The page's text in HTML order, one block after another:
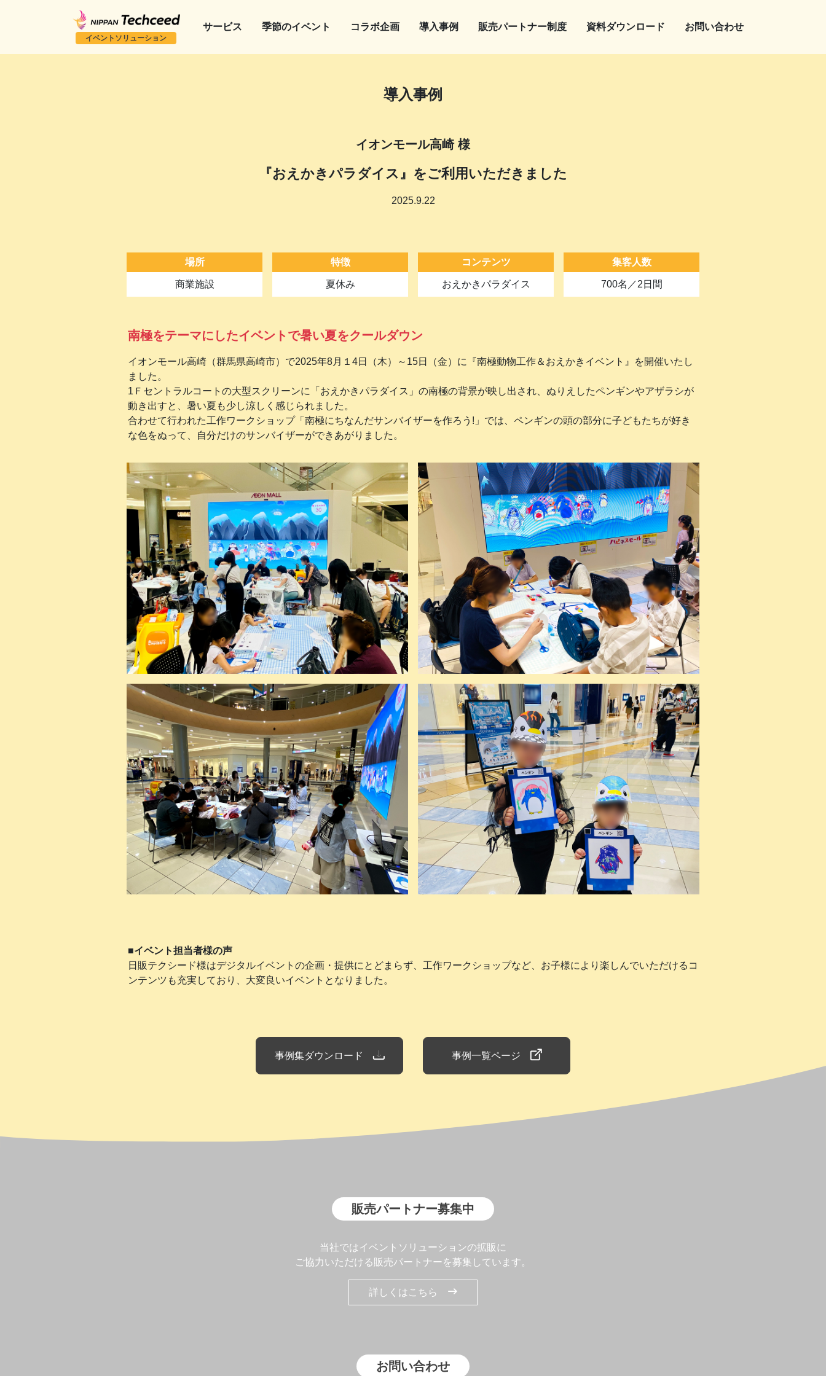
イベントソリューション
サービス 季節のイベント コラボ企画 導入事例 販売パートナー制度 資料ダウンロード お問い合わせ
導入事例
イオンモール高崎 様
『おえかきパラダイス』をご利用いただきました
2025.9.22
場所
商業施設
特徴
夏休み
コンテンツ
おえかきパラダイス
集客人数
700名／2日間
南極をテーマにしたイベントで暑い夏をクールダウン
イオンモール高崎（群馬県高崎市）で2025年8月１4日（木）～15日（金）に『南極動物工作＆おえかきイベント』を開催いたし
ました。
1Ｆセントラルコートの大型スクリーンに「おえかきパラダイス」の南極の背景が映し出され、ぬりえしたペンギンやアザラシが
動き出すと、暑い夏も少し涼しく感じられました。
合わせて行われた工作ワークショップ「南極にちなんだサンバイザーを作ろう!」では、ペンギンの頭の部分に子どもたちが好き
な色をぬって、自分だけのサンバイザーができあがりました。
■イベント担当者様の声
日販テクシード様はデジタルイベントの企画・提供にとどまらず、工作ワークショップなど、お子様により楽しんでいただけるコ
ンテンツも充実しており、大変良いイベントとなりました。
事例集ダウンロード 事例一覧ページ
販売パートナー募集中
当社ではイベントソリューションの拡販に
ご協力いただける販売パートナーを募集しています。
詳しくはこちら
お問い合わせ